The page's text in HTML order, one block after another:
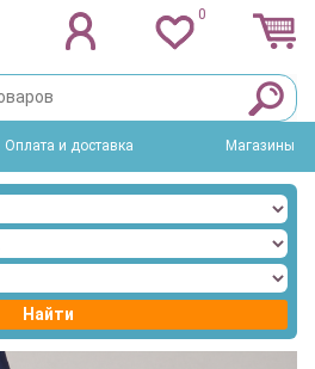
0
Оплата и доставка Магазины
Найти